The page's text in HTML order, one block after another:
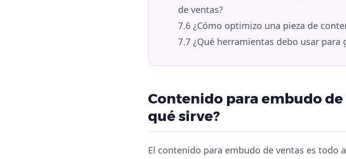
de ventas?
7.6 ¿Cómo optimizo una pieza de
7.7 ¿Qué herramientas debo usar
Contenido para embudo de
qué sirve?
El contenido para embudo de ventas es